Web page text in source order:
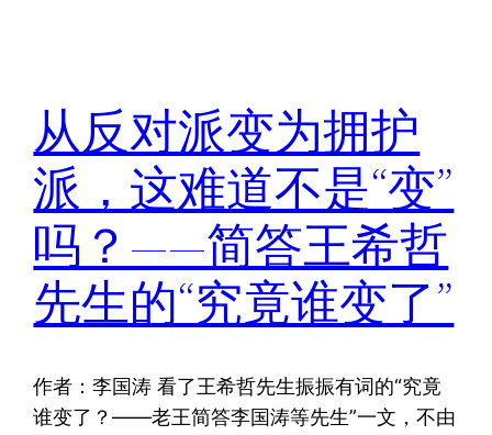
从反对派变为拥护
派，这难道不是“变”
吗？——简答王希哲
先生的“究竟谁变了”
作者：李国涛 看了王希哲先生振振有词的“究竟
谁变了？——老王简答李国涛等先生”一文，不由